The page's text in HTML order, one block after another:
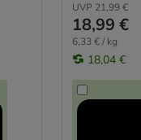
UVP 21,99 €
18,99 €
6,33 € / kg
18,04 €